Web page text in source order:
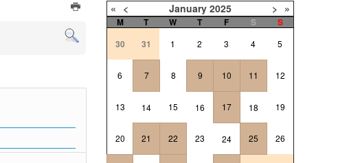
« < January 2025 > »
M T W T F S
S
30
31 1 2 3 4 5
6 7 8 9 10 11 12
13 14 15 16 17 18 19
20 21 22 23 24 25 26